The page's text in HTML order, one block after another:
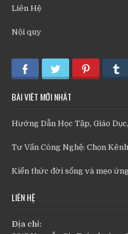
Liên Hệ
Nội quy
BÀI VIẾT MỚI NHẤT
Hướng Dẫn Học Tập, Giáo
Tư Vấn Công Nghệ: Chọn
Kiến thức đời sống và mẹo
LIÊN HỆ
Địa chỉ: